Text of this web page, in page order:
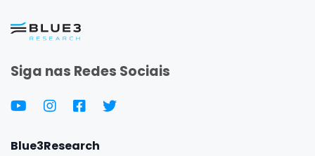
Siga nas Redes Sociais
Blue3Research